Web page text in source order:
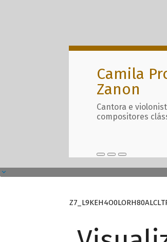
Camila
Zanon
Cantora e
compositores